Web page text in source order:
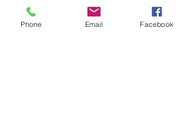
Phone Email Facebook